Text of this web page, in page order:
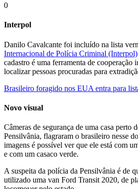
0
Interpol
Danilo Cavalcante foi incluído na lista
Internacional de Polícia Criminal (Interpol)
cadastro é uma ferramenta de cooperação
localizar pessoas procuradas para
Brasileiro foragido nos EUA entra para
Novo visual
Câmeras de segurança de uma casa perto
Pensilvânia, flagraram o brasileiro nesse
imagens é possível ver que ele está com
e com um casaco verde.
A suspeita da polícia da Pensilvânia é de
utilizado uma van Ford Transit 2020, de